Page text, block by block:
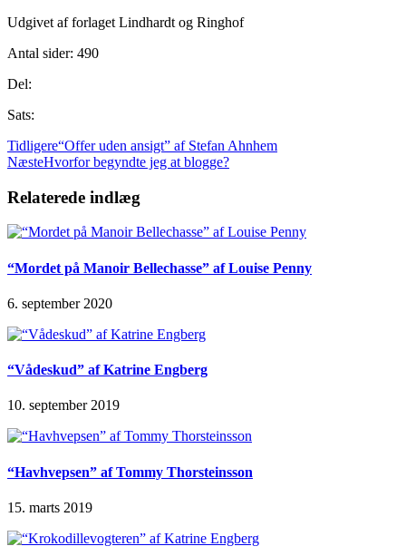
Udgivet af forlaget Lindhardt og Ringhof
Antal sider: 490
Del:
Sats:
Tidligere“Offer uden ansigt” af Stefan Ahnhem
NæsteHvorfor begyndte jeg at blogge?
Relaterede indlæg
“Mordet på Manoir Bellechasse” af Louise Penny
6. september 2020
“Vådeskud” af Katrine Engberg
10. september 2019
“Havhvepsen” af Tommy Thorsteinsson
15. marts 2019